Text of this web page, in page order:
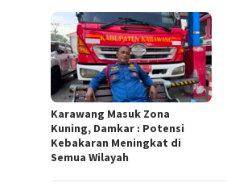
Karawang Masuk Zona
Kuning, Damkar : Potensi
Kebakaran Meningkat di
Semua Wilayah